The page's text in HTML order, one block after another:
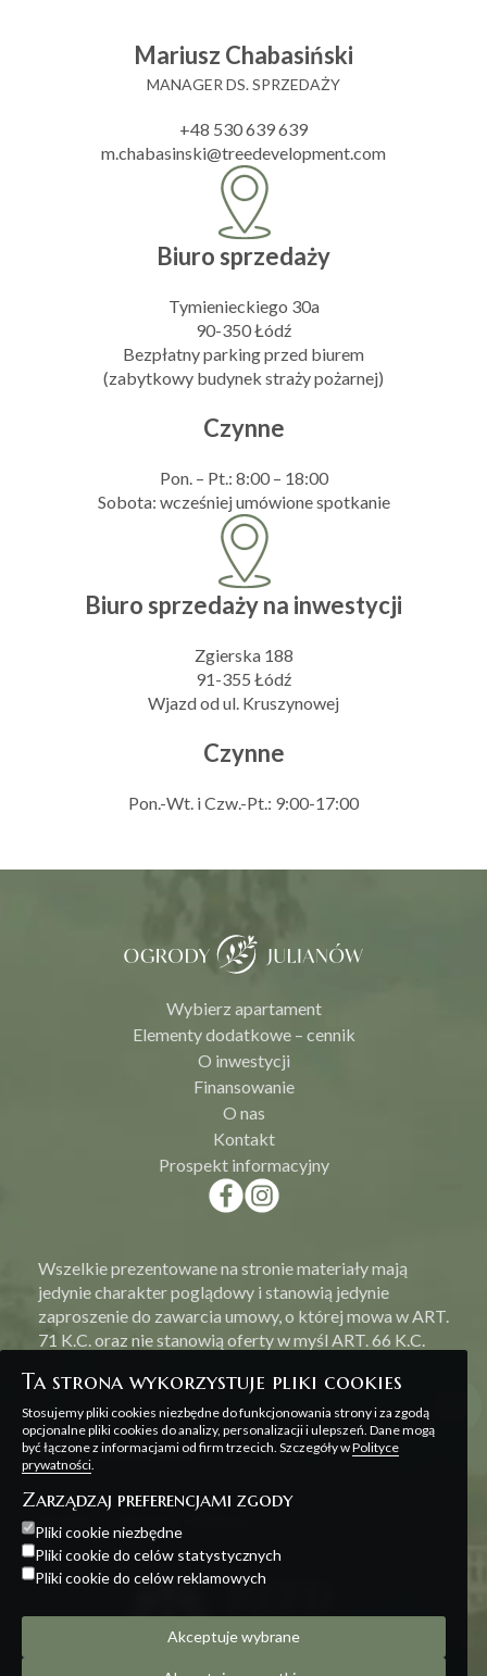
Mariusz Chabasiński
MANAGER DS. SPRZEDAŻY
+48 530 639 639
m.chabasinski@treedevelopment.com
Biuro sprzedaży
Tymienieckiego 30a
90-350 Łódź
Bezpłatny parking przed biurem
(zabytkowy budynek straży pożarnej)
Czynne
Pon. – Pt.: 8:00 – 18:00
Sobota: wcześniej umówione spotkanie
Biuro sprzedaży na inwestycji
Zgierska 188
91-355 Łódź
Wjazd od ul. Kruszynowej
Czynne
Pon.-Wt. i Czw.-Pt.: 9:00-17:00
Wybierz apartament
Elementy dodatkowe – cennik
O inwestycji
Finansowanie
O nas
Kontakt
Prospekt informacyjny
Wszelkie prezentowane na stronie materiały mają
jedynie charakter poglądowy i stanowią jedynie
zaproszenie do zawarcia umowy, o której mowa w ART.
71 K.C. oraz nie stanowią oferty w myśl ART. 66 K.C.
Polityka prywatności
Ta strona wykorzystuje pliki cookies
Stosujemy pliki cookies niezbędne do funkcjonowania strony i za zgodą
opcjonalne pliki cookies do analizy, personalizacji i ulepszeń. Dane mogą
być łączone z informacjami od firm trzecich. Szczegóły wPolityce
prywatności.
Zarządzaj preferencjami zgody
Pliki cookie niezbędne
Pliki cookie do celów statystycznych
Pliki cookie do celów reklamowych
Akceptuje wybrane